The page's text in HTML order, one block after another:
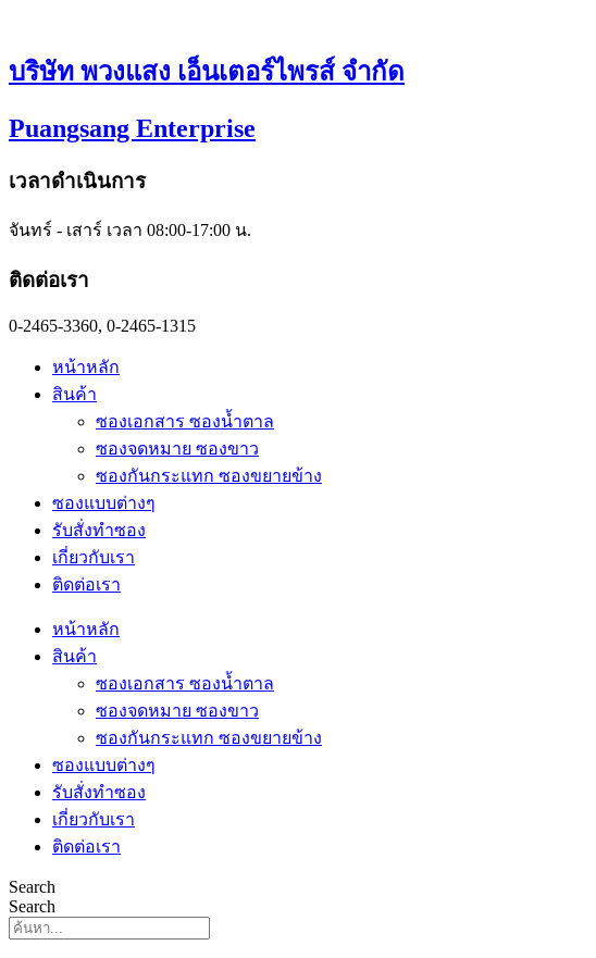
content
บริษัท พวงแสง เอ็นเตอร์ไพรส์ จำกัด
Puangsang Enterprise
เวลาดำเนินการ
จันทร์ - เสาร์ เวลา 08:00-17:00 น.
ติดต่อเรา
0-2465-3360, 0-2465-1315
หน้าหลัก
สินค้า
ซองเอกสาร ซองน้ำตาล
ซองจดหมาย ซองขาว
ซองกันกระแทก ซองขยายข้าง
ซองแบบต่างๆ
รับสั่งทำซอง
เกี่ยวกับเรา
ติดต่อเรา
หน้าหลัก
สินค้า
ซองเอกสาร ซองน้ำตาล
ซองจดหมาย ซองขาว
ซองกันกระแทก ซองขยายข้าง
ซองแบบต่างๆ
รับสั่งทำซอง
เกี่ยวกับเรา
ติดต่อเรา
Search
Search